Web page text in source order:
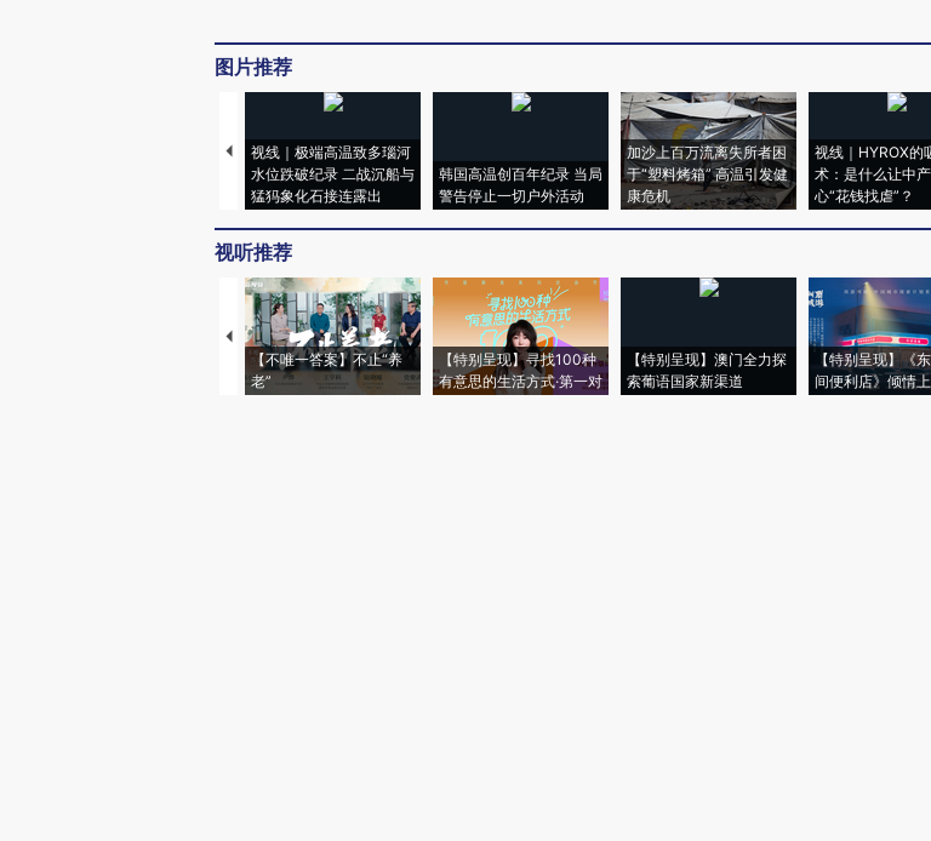
图片推荐
视线｜极端高温致多瑙河
水位跌破纪录 二战沉船与
猛犸象化石接连露出
韩国高温创百年纪录 当局
警告停止一切户外活动
加沙上百万流离失所者困
于“塑料烤箱” 高温引发健
康危机
视线｜HYROX的
术：是什么让中
心“花钱找虐”？
视听推荐
【不唯一答案】不止“养
老”
【特别呈现】寻找100种
有意思的生活方式·第一对
【特别呈现】澳门全力探
索葡语国家新渠道
【特别呈现】《
间便利店》倾情